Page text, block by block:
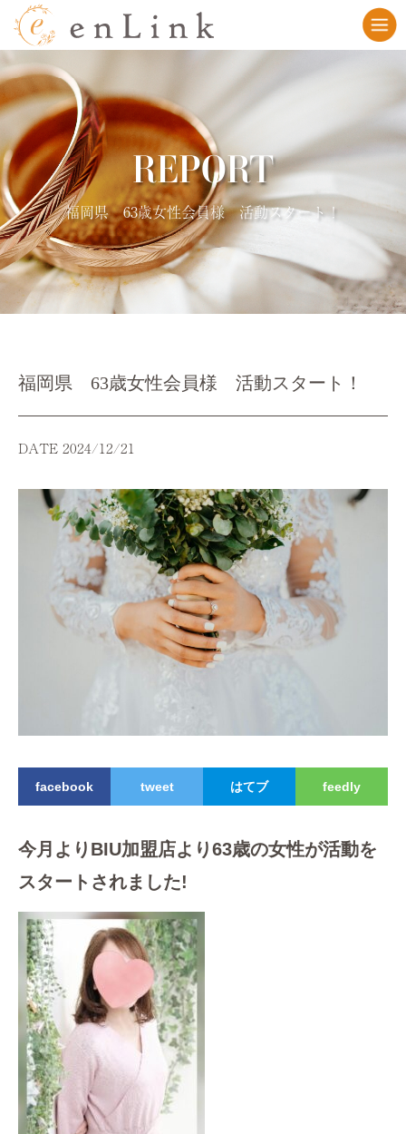
REPORT
福岡県 63歳女性会員様 活動スタート！
福岡県 63歳女性会員様 活動スタート！
DATE 2024/12/21
facebook tweet はてブ feedly
今月よりBIU加盟店より63歳の女性が活動を
スタートされました!